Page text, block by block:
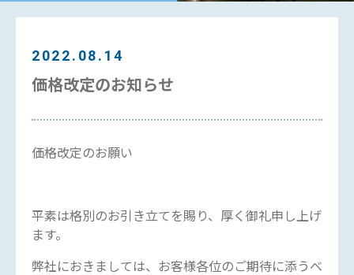
2022.08.14
価格改定のお知らせ
価格改定のお願い
平素は格別のお引き立てを賜り、厚く御礼申し上げ
ます。
弊社におきましては、お客様各位のご期待に添うべ